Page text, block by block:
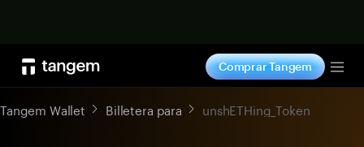
Comprar Tangem
Tangem Wallet Billetera para unshETHing_Token